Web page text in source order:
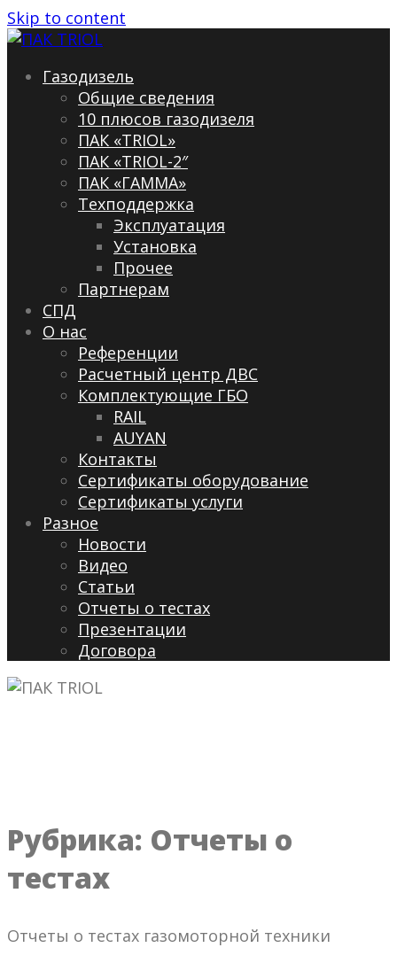
Skip to content
Газодизель
Общие сведения
10 плюсов газодизеля
ПАК «TRIOL»
ПАК «TRIOL-2″
ПАК «ГАММА»
Техподдержка
Эксплуатация
Установка
Прочее
Партнерам
СПД
О нас
Референции
Расчетный центр ДВС
Комплектующие ГБО
RAIL
AUYAN
Контакты
Сертификаты оборудование
Сертификаты услуги
Разное
Новости
Видео
Cтатьи
Отчеты о тестах
Презентации
Договора
Рубрика: Отчеты о
тестах
Отчеты о тестах газомоторной техники